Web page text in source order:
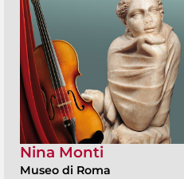
Nina Monti
Museo di Roma